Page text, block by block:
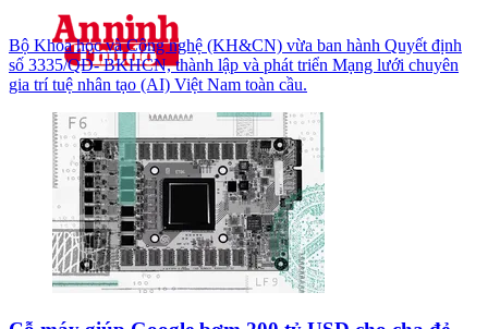
Bộ Khoa học và Công nghệ (KH&CN) vừa ban hành Quyết định
số 3335/QĐ- BKHCN, thành lập và phát triển Mạng lưới chuyên
gia trí tuệ nhân tạo (AI) Việt Nam toàn cầu.